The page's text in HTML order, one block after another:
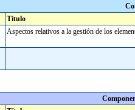
Título
Aspectos relativos a la gestión de los